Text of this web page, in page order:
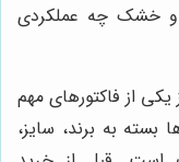
خشک چه عملکردی
از فاکتورهای مهم
به برند، سایز،